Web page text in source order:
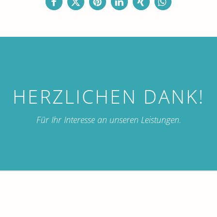
HERZLICHEN DANK!
Für Ihr Interesse an unseren Leistungen.